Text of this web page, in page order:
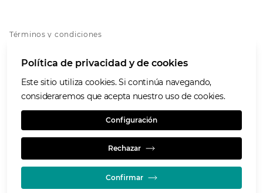
Términos y condiciones
Política de cookies
Accesibilidad
Nuestros valores
Política de privacidad y de cookies
Este sitio utiliza cookies. Si continúa navegando,
consideraremos que acepta nuestro uso de cookies.
Configuración
Rechazar
Confirmar